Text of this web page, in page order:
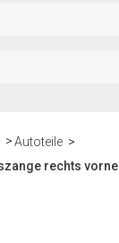
Autoteile
rechts vorne